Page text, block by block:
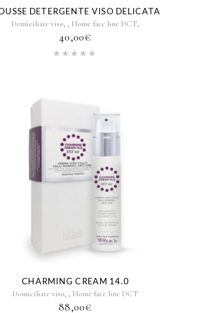
DETERGENTE VISO DELICATA
Domiciliare viso, , Home face line DCT,
40,00€
CHARMING CREAM 14.0
Domiciliare viso, , Home face line DCT
88,00€